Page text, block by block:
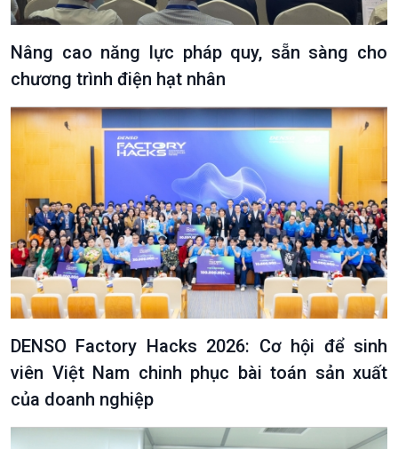
Nâng cao năng lực pháp quy, sẵn sàng cho
chương trình điện hạt nhân
DENSO Factory Hacks 2026: Cơ hội để sinh
viên Việt Nam chinh phục bài toán sản xuất
của doanh nghiệp